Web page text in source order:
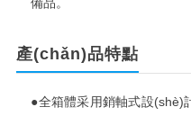
備品。
產(chǎn)品特點
●全箱體采用銷軸式設(shè)